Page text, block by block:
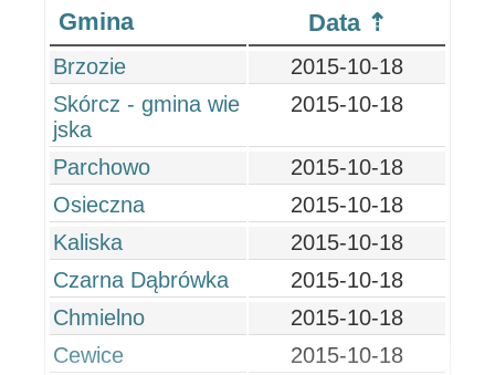
Gmina Data
Brzozie
2015-10-18
Skórcz - gmina wie
jska
2015-10-18
Parchowo
2015-10-18
Osieczna
2015-10-18
Kaliska
2015-10-18
Czarna Dąbrówka
2015-10-18
Chmielno
2015-10-18
Cewice
2015-10-18